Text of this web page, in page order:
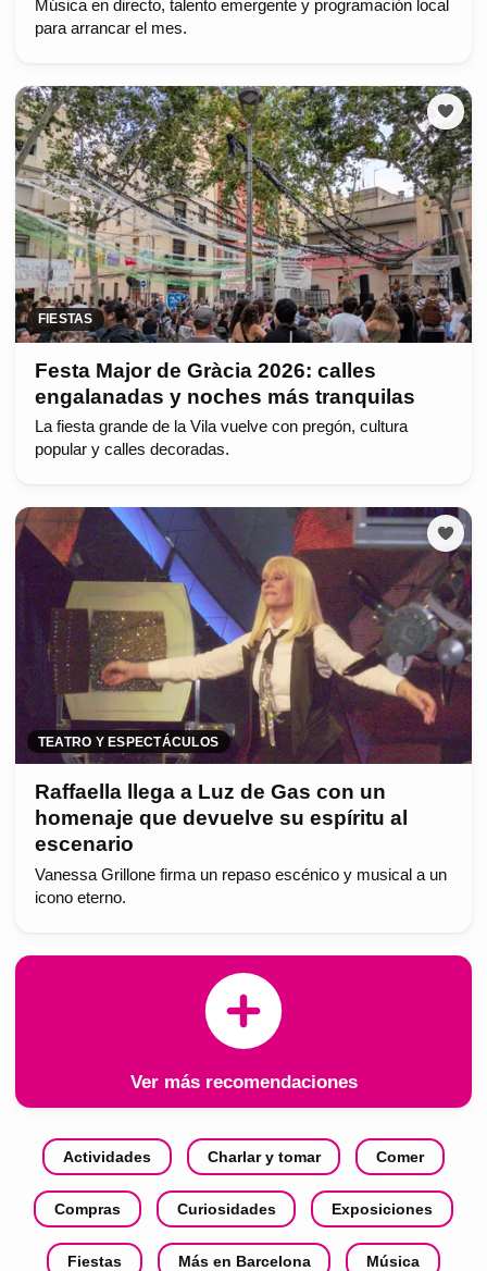
Música en directo, talento emergente y programación local
para arrancar el mes.
FIESTAS
Festa Major de Gràcia 2026: calles
engalanadas y noches más tranquilas
La fiesta grande de la Vila vuelve con pregón, cultura
popular y calles decoradas.
TEATRO Y ESPECTÁCULOS
Raffaella llega a Luz de Gas con un
homenaje que devuelve su espíritu al
escenario
Vanessa Grillone firma un repaso escénico y musical a un
icono eterno.
Ver más recomendaciones
Actividades Charlar y tomar Comer
Compras Curiosidades Exposiciones
Fiestas Más en Barcelona Música